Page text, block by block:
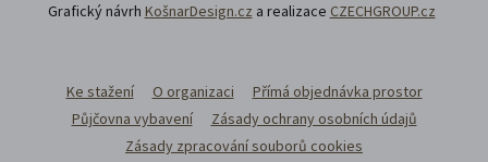
Grafický návrh KošnarDesign.cz a realizace CZECHGROUP.cz
Ke stažení O organizaci
Přímá objednávka prostor
Půjčovna vybavení
Zásady ochrany osobních údajů
Zásady zpracování souborů cookies